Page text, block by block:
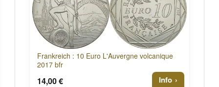
Frankreich : 10 Euro L'Auvergne volcanique
2017 bfr
14,00 € Info